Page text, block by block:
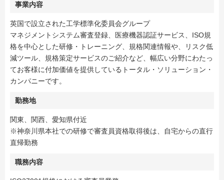
事業内容
英国で設立された工学標準化委員会グループ
マネジメントシステム審査登録、医療機器認証サービス、ISO規
格を中心とした研修・トレーニング、規格関連情報や、リスク低
減ツール、規格策定サービスのご紹介など、幅広い分野にわたっ
てお客様に付加価値を提供しているトータル・ソリューション・
カンパニーです。
勤務地
関東、関西、愛知県付近
※神奈川県本社での研修で審査員資格取得後は、自宅からの直行
直帰勤務
職務内容